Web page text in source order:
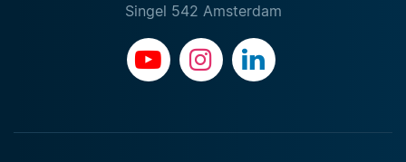
Singel 542 Amsterdam